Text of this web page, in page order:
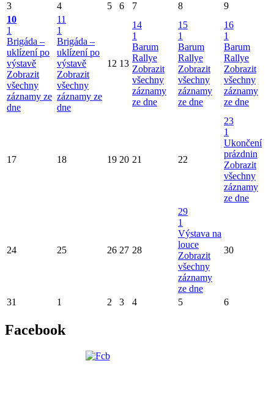
3
4 5 6 7 8
9
10
1
Brigáda –
uklízení po
výstavě
Zobrazit
všechny
záznamy ze
dne
11
1
Brigáda –
uklízení po
výstavě
Zobrazit
všechny
záznamy ze
dne
12 13
14
1
Barum
Rallye
Zobrazit
všechny
záznamy
ze dne
15
1
Barum
Rallye
Zobrazit
všechny
záznamy
ze dne
16
1
Barum
Rallye
Zobrazit
všechny
záznamy
ze dne
17 18 19 20 21 22
23
1
Ukončení
prázdnin
Zobrazit
všechny
záznamy
ze dne
24 25 26 27 28
29
1
Výstava na
louce
Zobrazit
všechny
záznamy
ze dne
30
31 1 2 3 4 5 6
Facebook